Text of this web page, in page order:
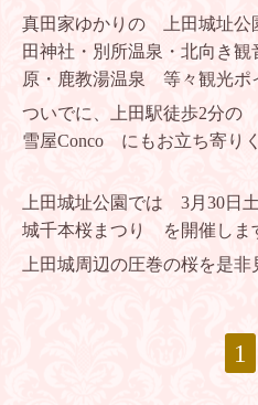
真田家ゆかりの 上田城址
田神社・別所温泉・北向き
原・鹿教湯温泉 等々観光ポ
ついでに、上田駅徒歩2分の
雪屋Conco にもお立ち寄り
上田城址公園では 3月30日
城千本桜まつり を開催しま
上田城周辺の圧巻の桜を是非
1